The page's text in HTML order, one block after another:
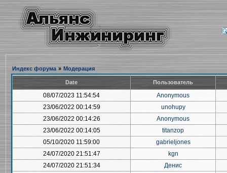
Индекс форума » Модерация
Date Пользователь
08/07/2023 11:54:54
Anonymous
23/06/2022 00:14:59
unohupy
23/06/2022 00:14:26
Anonymous
23/06/2022 00:14:05
titanzop
05/10/2020 11:59:00
gabrieljones
24/07/2020 21:51:47
kgn
24/07/2020 21:51:34
Денис